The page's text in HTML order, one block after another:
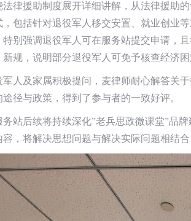
律援助制度展开详细讲解，从法律援助
包括针对退役军人移交安置、就业创业
特别强调退役军人可在服务站提交申请，
新规，说明部分退役军人可免予核查经济
人及家属积极提问，麦律师耐心解答关
径与政策，得到了参与者的一致好评。
务站后续将持续深化”老兵思政微课堂”品
，将解决思想问题与解决实际问题相结